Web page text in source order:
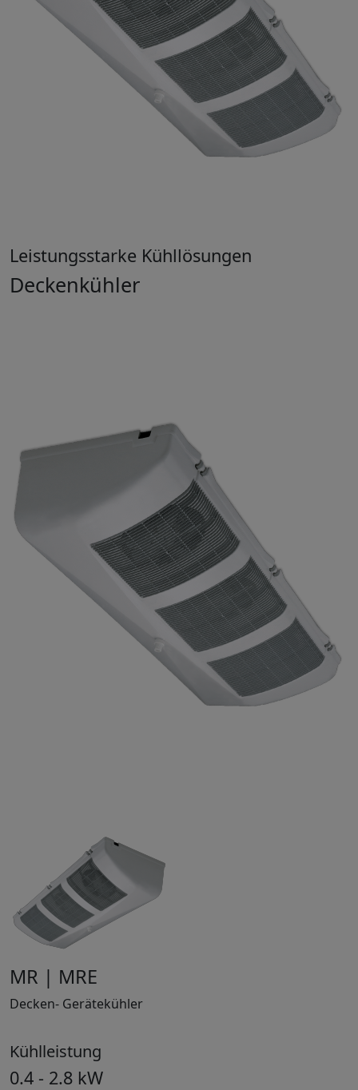
Leistungsstarke Kühllösungen
Deckenkühler
MR | MRE
Decken- Gerätekühler
Kühlleistung
0.4 - 2.8 kW